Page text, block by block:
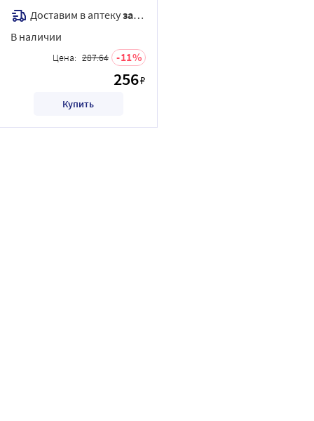
Доставим в аптекузавтра
В наличии
Цена: 287.64 11
256₽
Купить